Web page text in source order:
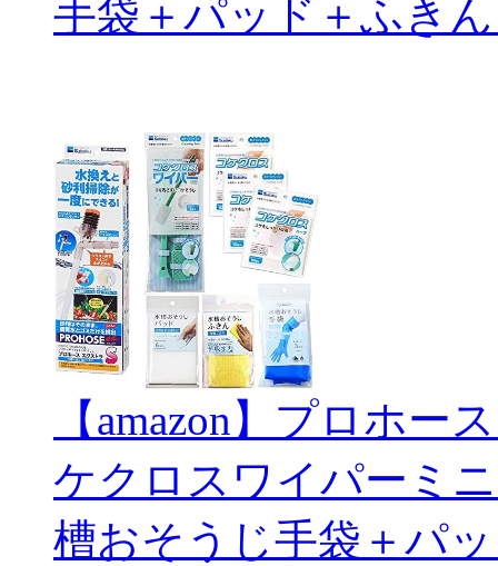
手袋＋パッド＋ふき
【amazon】プロホー
ケクロスワイパーミ
槽おそうじ手袋＋パ